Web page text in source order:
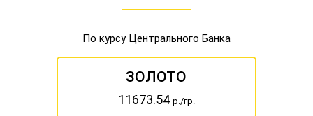
По курсу Центрального Банка
ЗОЛОТО
11673.54 р./гр.